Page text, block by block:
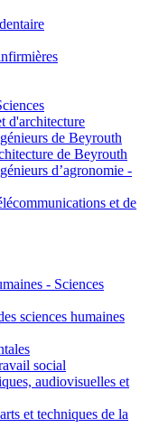
d'architecture
de Beyrouth
de Beyrouth
d’agronomie -
et de
- Sciences
sciences humaines
social
audiovisuelles et
et techniques de la